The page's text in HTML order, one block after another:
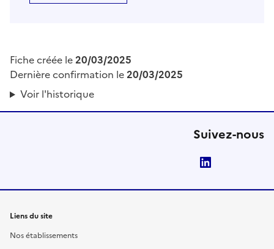
Fiche créée le20/03/2025
Dernière confirmation le20/03/2025
Voir l'historique
Suivez-nous
Liens du site
Nos établissements